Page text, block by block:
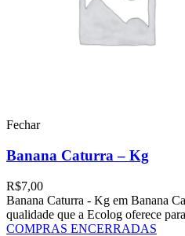
Fechar
Banana Caturra – Kg
R$7,00
Banana Caturra - Kg em Banana
qualidade que a Ecolog oferece
COMPRAS ENCERRADAS